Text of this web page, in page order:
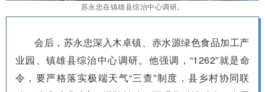
苏永忠在镇雄县综治中心调研。
会后，苏永忠深入木卓镇、赤水源绿色食品加工产
业园、镇雄县综治中心调研。他强调，“1262”就是命
令，要严格落实极端天气“三查”制度，县乡村协同联